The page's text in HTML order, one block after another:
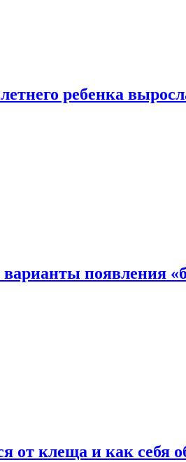
ребенка
варианты появления
от клеща и как себя